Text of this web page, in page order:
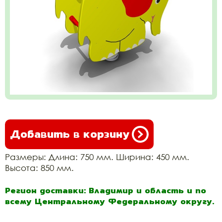
Добавить в корзину
Размеры: Длина: 750 мм. Ширина: 450 мм.
Высота: 850 мм.
Регион доставки: Владимир и область и по
всему Центральному Федеральному округу.